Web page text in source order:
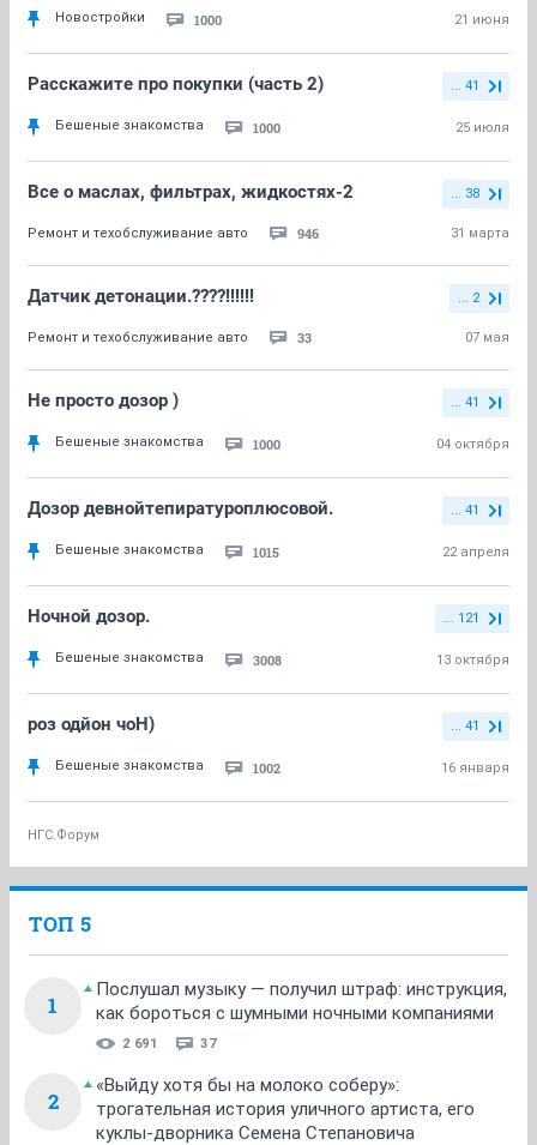
Новостройки 1000 21 июня
Расскажите про покупки (часть 2) ... 41
Бешеные знакомства 1000 25 июля
Все о маслах, фильтрах, жидкостях-2 ... 38
Ремонт и техобслуживание авто 946 31 марта
Датчик детонации.????!!!!!! ... 2
Ремонт и техобслуживание авто 33 07 мая
Не просто дозор ) ... 41
Бешеные знакомства 1000 04 октября
Дозор девнойтепиратуроплюсовой. ... 41
Бешеные знакомства 1015 22 апреля
Ночной дозор. ... 121
Бешеные знакомства 3008 13 октября
роз одйон чоН) ... 41
Бешеные знакомства 1002 16 января
НГС.Форум
ТОП 5
1
Послушал музыку — получил штраф: инструкция,
как бороться с шумными ночными компаниями
2 691 37
2
«Выйду хотя бы на молоко соберу»:
трогательная история уличного артиста, его
куклы-дворника Семена Степановича